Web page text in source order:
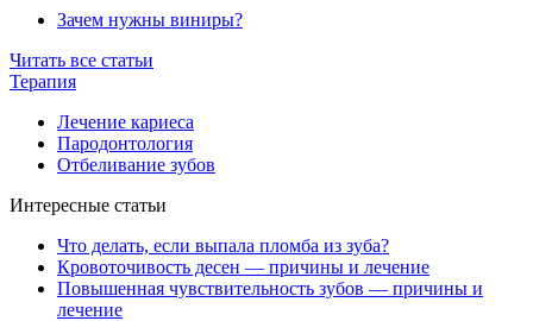
Зачем нужны виниры?
Читать все статьи
Терапия
Лечение кариеса
Пародонтология
Отбеливание зубов
Интересные статьи
Что делать, если выпала пломба из зуба?
Кровоточивость десен — причины и лечение
Повышенная чувствительность зубов — причины и
лечение